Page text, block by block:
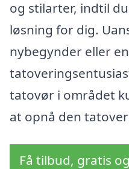
og stilarter, indtil
løsning for dig.
nybegynder eller
tatovør i området
at opnå den
Få tilbud, gratis